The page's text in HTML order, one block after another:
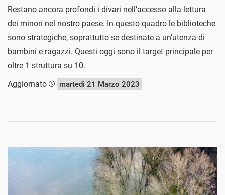
Restano ancora profondi i divari nell’accesso alla lettura
dei minori nel nostro paese. In questo quadro le biblioteche
sono strategiche, soprattutto se destinate a un’utenza di
bambini e ragazzi. Questi oggi sono il target principale per
oltre 1 struttura su 10.
Aggiornato
martedì 21 Marzo 2023